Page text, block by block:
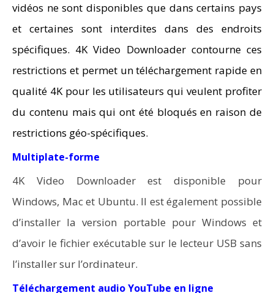
vidéos ne sont disponibles que dans certains pays
et certaines sont interdites dans des endroits
spécifiques. 4K Video Downloader contourne ces
restrictions et permet un téléchargement rapide en
qualité 4K pour les utilisateurs qui veulent profiter
du contenu mais qui ont été bloqués en raison de
restrictions géo-spécifiques.
Multiplate-forme
4K Video Downloader est disponible pour
Windows, Mac et Ubuntu. Il est également possible
d’installer la version portable pour Windows et
d’avoir le fichier exécutable sur le lecteur USB sans
l’installer sur l’ordinateur.
Téléchargement audio YouTube en ligne